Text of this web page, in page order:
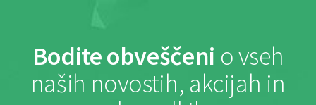
Bodite obveščeni o vseh
naših novostih, akcijah in